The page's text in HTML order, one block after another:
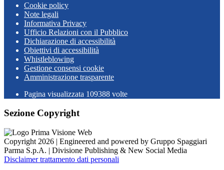
Cookie policy
Note legali
Informativa Privacy
Ufficio Relazioni con il Pubblico
Dichiarazione di accessibilità
Obiettivi di accessibilità
Whistleblowing
Gestione consensi cookie
Amministrazione trasparente
Pagina visualizzata 109388 volte
Sezione Copyright
Copyright 2026 | Engineered and powered by Gruppo Spaggiari
Parma S.p.A. | Divisione Publishing & New Social Media
Disclaimer trattamento dati personali